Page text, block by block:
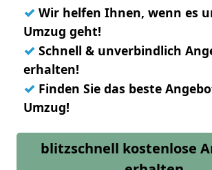
✓ Wir helfen Ihnen, wenn es
Umzug geht!
✓ Schnell & unverbindlich
erhalten!
✓ Finden Sie das beste
Umzug!
blitzschnell kostenlose